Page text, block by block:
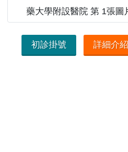
初診掛號 詳細介紹